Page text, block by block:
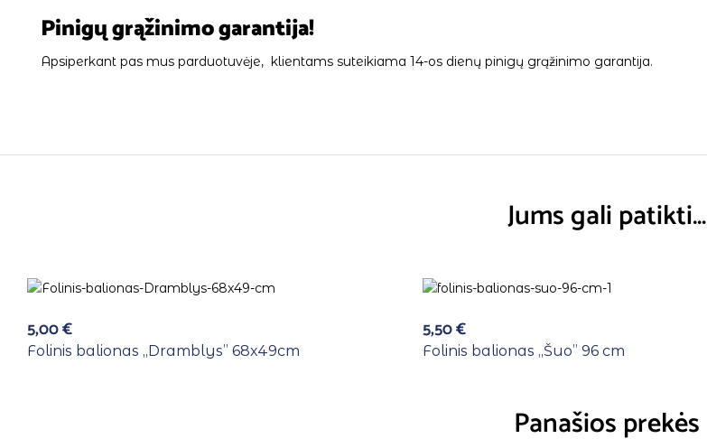
Pinigų grąžinimo garantija!
Apsiperkant pas mus parduotuvėje, klientams suteikiama 14-os dienų pinigų grąžinimo garantija.
Jums gali patikti…
5,00€
Folinis balionas ,,Dramblys” 68x49cm
5,50€
Folinis balionas ,,Šuo” 96 cm
Panašios prekės